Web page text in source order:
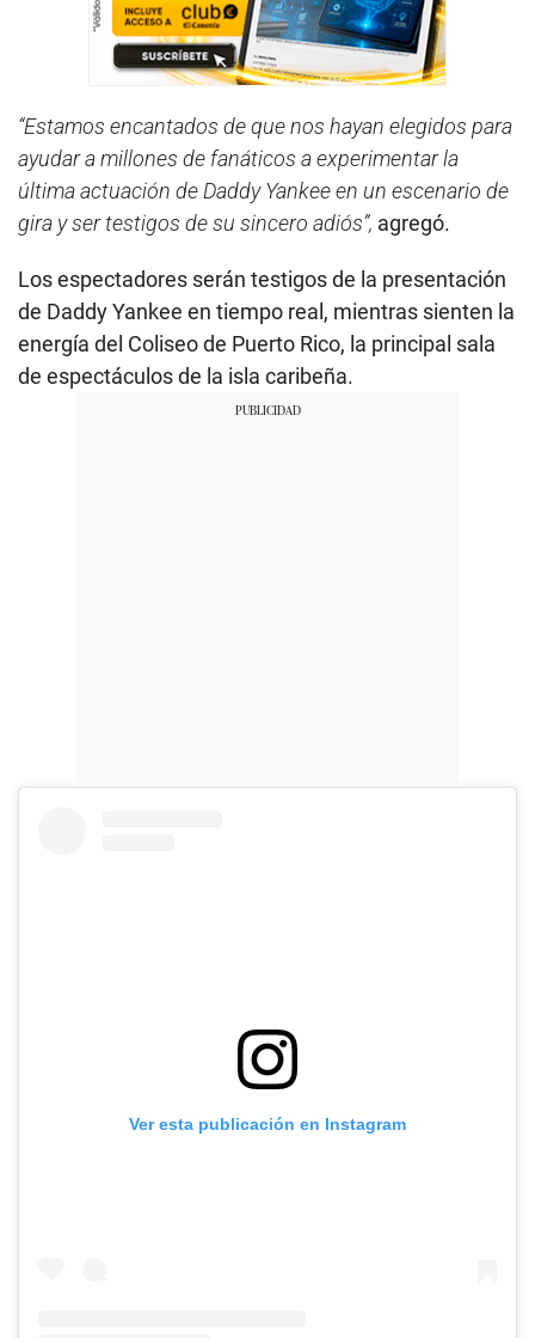
“Estamos encantados de que nos hayan elegidos para
ayudar a millones de fanáticos a experimentar la
última actuación de Daddy Yankee en un escenario de
gira y ser testigos de su sincero adiós”, agregó.
Los espectadores serán testigos de la presentación
de Daddy Yankee en tiempo real, mientras sienten la
energía del Coliseo de Puerto Rico, la principal sala
de espectáculos de la isla caribeña.
Ver esta publicación en Instagram